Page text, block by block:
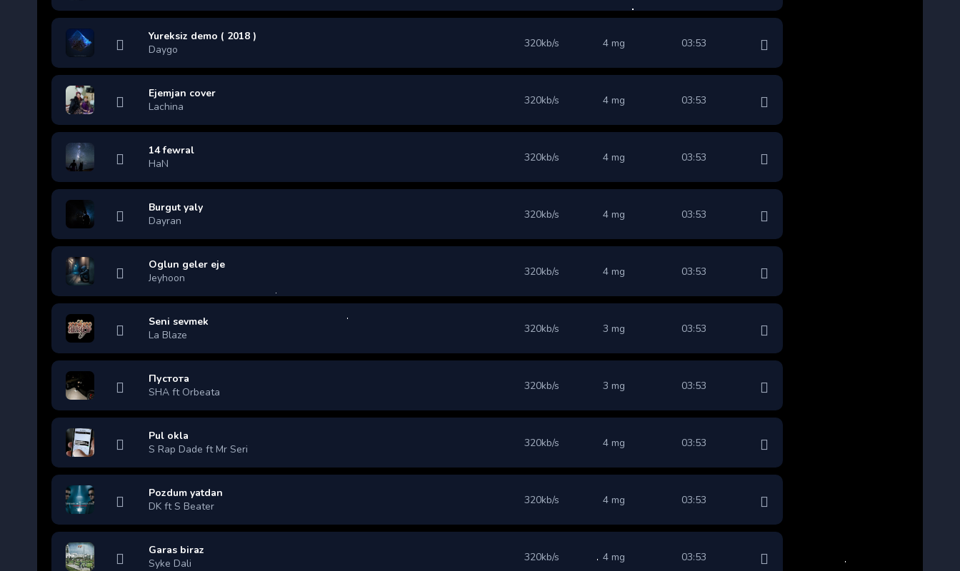
Yureksiz demo ( 2018 )
Daygo
320kb/s 4 mg 03:53
Ejemjan cover
Lachina
320kb/s 4 mg 03:53
14 fewral
HaN
320kb/s 4 mg 03:53
Burgut yaly
Dayran
320kb/s 4 mg 03:53
Oglun geler eje
Jeyhoon
320kb/s 4 mg 03:53
Seni sevmek
La Blaze
320kb/s 3 mg 03:53
Пустота
SHA ft Orbeata
320kb/s 3 mg 03:53
Pul okla
S Rap Dade ft Mr Seri
320kb/s 4 mg 03:53
Pozdum yatdan
DK ft S Beater
320kb/s 4 mg 03:53
Garas biraz
Syke Dali
320kb/s 4 mg 03:53